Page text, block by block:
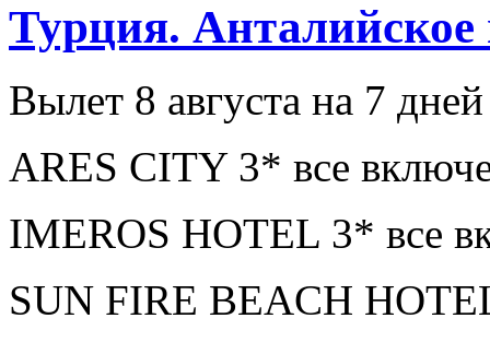
Турция. Анталийское
Вылет 8 августа на 7 дней
ARES CITY 3* все
IMEROS HOTEL 3* все
SUN FIRE BEACH